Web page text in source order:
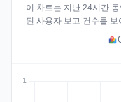
이 차트는 지난 24시간
된 사용자 보고 건수를 보